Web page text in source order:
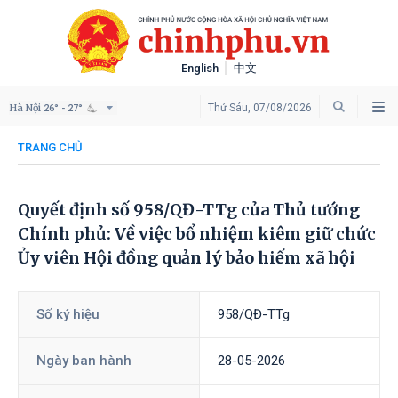
English 中文
Thứ Sáu, 07/08/2026
Hà Nội 26° - 27°
TRANG CHỦ
Quyết định số 958/QĐ-TTg của Thủ tướng
Chính phủ: Về việc bổ nhiệm kiêm giữ chức
Ủy viên Hội đồng quản lý bảo hiếm xã hội
Số ký hiệu 958/QĐ-TTg
Ngày ban hành 28-05-2026